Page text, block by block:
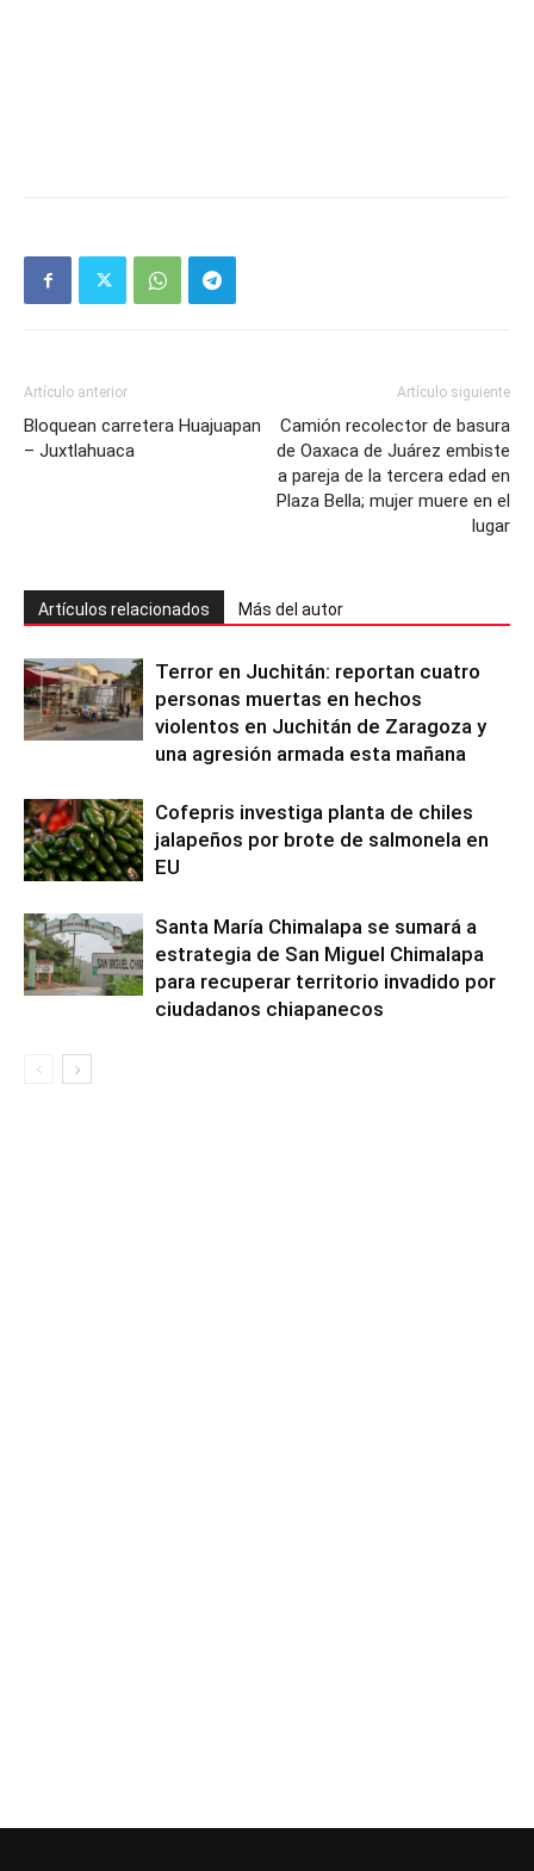
Artículo anterior
Bloquean carretera Huajuapan
– Juxtlahuaca
Artículo siguiente
Camión recolector de basura
de Oaxaca de Juárez embiste
a pareja de la tercera edad en
Plaza Bella; mujer muere en el
lugar
Artículos relacionados Más del autor
Terror en Juchitán: reportan cuatro
personas muertas en hechos
violentos en Juchitán de Zaragoza y
una agresión armada esta mañana
Cofepris investiga planta de chiles
jalapeños por brote de salmonela en
EU
Santa María Chimalapa se sumará a
estrategia de San Miguel Chimalapa
para recuperar territorio invadido por
ciudadanos chiapanecos